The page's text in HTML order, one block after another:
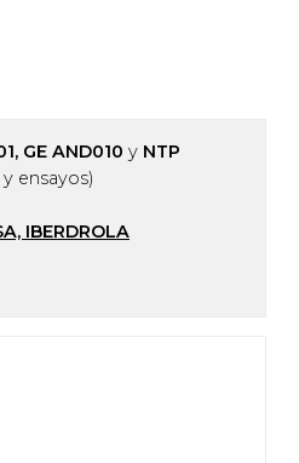
GE AND010 y NTP
ensayos)
IBERDROLA